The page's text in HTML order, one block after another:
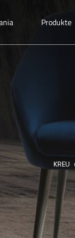
Produkte
KREU